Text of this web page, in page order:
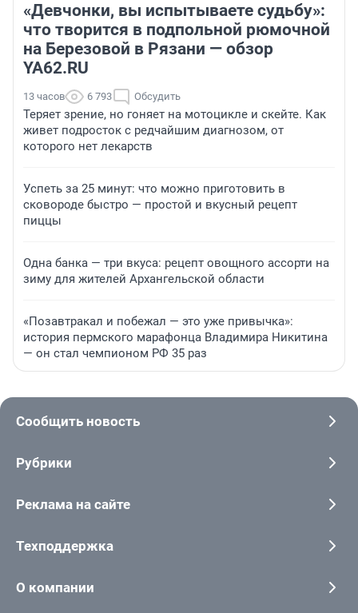
«Девчонки, вы испытываете судьбу»:
что творится в подпольной рюмочной
на Березовой в Рязани — обзор
YA62.RU
13 часов 6 793 Обсудить
Теряет зрение, но гоняет на мотоцикле и скейте. Как
живет подросток с редчайшим диагнозом, от
которого нет лекарств
Успеть за 25 минут: что можно приготовить в
сковороде быстро — простой и вкусный рецепт
пиццы
Одна банка — три вкуса: рецепт овощного ассорти на
зиму для жителей Архангельской области
«Позавтракал и побежал — это уже привычка»:
история пермского марафонца Владимира Никитина
— он стал чемпионом РФ 35 раз
Сообщить новость
Рубрики
Реклама на сайте
Техподдержка
О компании